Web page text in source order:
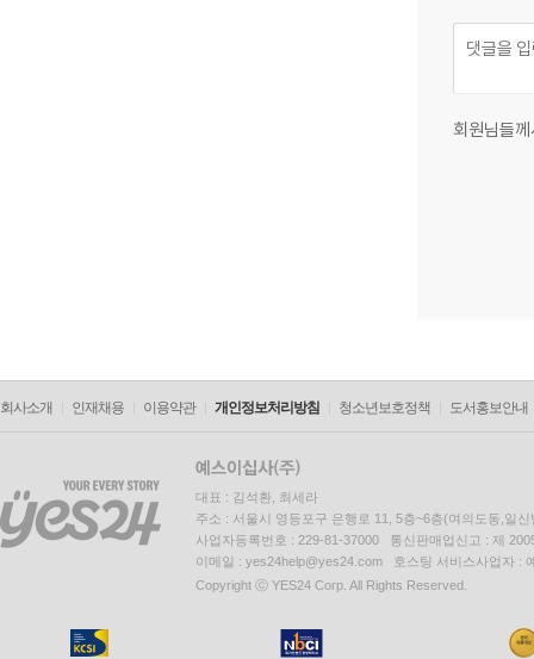
회원님들
회사소개 인재채용 이용약관 개인정보처리방침 청소년보호정책 도서홍보안내
대표 : 김석환, 최세라
주소 : 서울시 영등포구 은행로 11, 5층~6층(여의도동,일신
사업자등록번호 : 229-81-37000 통신판매업신고 : 제
이메일 : yes24help@yes24.com 호스팅 서비스사업자 :
Copyright ⓒ YES24 Corp. All Rights Reserved.